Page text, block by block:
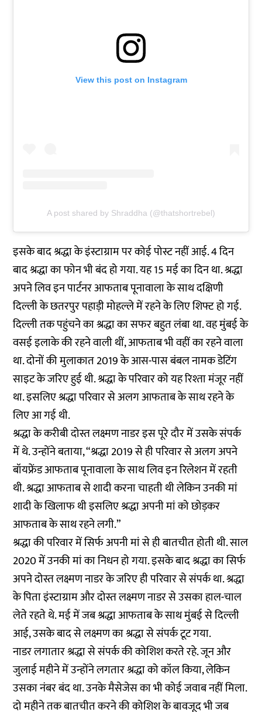
View this post on Instagram
A post shared by Shraddha (@thatshortrebel)
इसके बाद श्रद्धा के इंस्टाग्राम पर कोई पोस्ट नहीं आई. 4 दिन
बाद श्रद्धा का फोन भी बंद हो गया. यह 15 मई का दिन था. श्रद्धा
अपने लिव इन पार्टनर आफताब पूनावाला के साथ दक्षिणी
दिल्ली के छतरपुर पहाड़ी मोहल्ले में रहने के लिए शिफ्ट हो गई.
दिल्ली तक पहुंचने का श्रद्धा का सफर बहुत लंबा था. वह मुंबई के
वसई इलाके की रहने वाली थीं, आफताब भी वहीं का रहने वाला
था. दोनों की मुलाकात 2019 के आस-पास बंबल नामक डेटिंग
साइट के जरिए हुई थी. श्रद्धा के परिवार को यह रिश्ता मंजूर नहीं
था. इसलिए श्रद्धा परिवार से अलग आफताब के साथ रहने के
लिए आ गई थी.
श्रद्धा के करीबी दोस्त लक्ष्मण नाडर इस पूरे दौर में उसके संपर्क
में थे. उन्होंने बताया, “श्रद्धा 2019 से ही परिवार से अलग अपने
बॉयफ्रेंड आफताब पूनावाला के साथ लिव इन रिलेशन में रहती
थी. श्रद्धा आफताब से शादी करना चाहती थी लेकिन उनकी मां
शादी के खिलाफ थी इसलिए श्रद्धा अपनी मां को छोड़कर
आफताब के साथ रहने लगी.”
श्रद्धा की परिवार में सिर्फ अपनी मां से ही बातचीत होती थी. साल
2020 में उनकी मां का निधन हो गया. इसके बाद श्रद्धा का सिर्फ
अपने दोस्त लक्ष्मण नाडर के जरिए ही परिवार से संपर्क था. श्रद्धा
के पिता इंस्टाग्राम और दोस्त लक्ष्मण नाडर से उसका हाल-चाल
लेते रहते थे. मई में जब श्रद्धा आफताब के साथ मुंबई से दिल्ली
आई, उसके बाद से लक्ष्मण का श्रद्धा से संपर्क टूट गया.
नाडर लगातार श्रद्धा से संपर्क की कोशिश करते रहे. जून और
जुलाई महीने में उन्होंने लगतार श्रद्धा को कॉल किया, लेकिन
उसका नंबर बंद था. उनके मैसेजेस का भी कोई जवाब नहीं मिला.
दो महीने तक बातचीत करने की कोशिश के बावजूद भी जब